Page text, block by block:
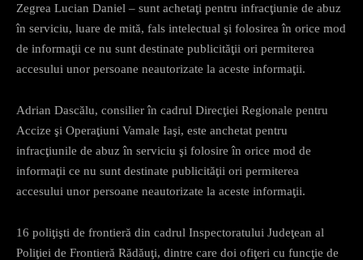
Zegrea Lucian Daniel – sunt achetaţi pentru infracţiunie de abuz
în serviciu, luare de mită, fals intelectual şi folosirea în orice mod
de informaţii ce nu sunt destinate publicităţii ori permiterea
accesului unor persoane neautorizate la aceste informaţii.
Adrian Dascălu, consilier în cadrul Direcţiei Regionale pentru
Accize şi Operaţiuni Vamale Iaşi, este anchetat pentru
infracţiunile de abuz în serviciu şi folosire în orice mod de
informaţii ce nu sunt destinate publicităţii ori permiterea
accesului unor persoane neautorizate la aceste informaţii.
16 poliţişti de frontieră din cadrul Inspectoratului Judeţean al
Poliţiei de Frontieră Rădăuţi, dintre care doi ofiţeri cu funcţie de